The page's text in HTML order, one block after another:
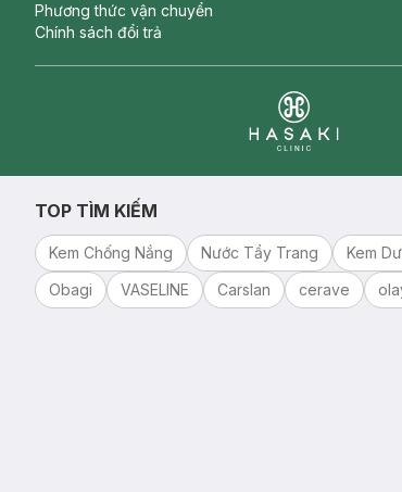
Phương thức vận chuyển
Chính sách đổi trả
TOP TÌM KIẾM
Kem Chống Nắng Nước Tẩy Trang Kem
Obagi
VASELINE Carslan cerave